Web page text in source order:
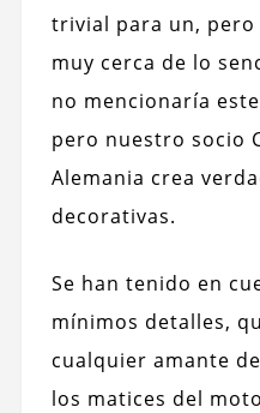
trivial para un,
muy cerca de lo
no mencionaría
pero nuestro socio
Alemania crea
decorativas.
Se han tenido en
mínimos detalles,
cualquier amante
los matices del